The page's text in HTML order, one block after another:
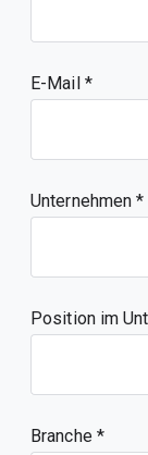
E-Mail
Unternehmen
Position im
Branche *